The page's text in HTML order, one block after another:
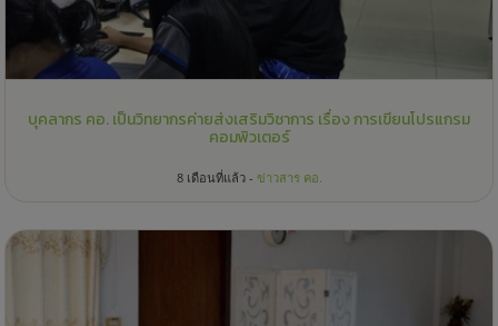
บุคลากร คอ. เป็นวิทยากรค่ายส่งเสริมวิชาการ เรื่อง การเขียนโปรแกรม
คอมพิวเตอร์
8 เดือนที่แล้ว - ข่าวสาร คอ.